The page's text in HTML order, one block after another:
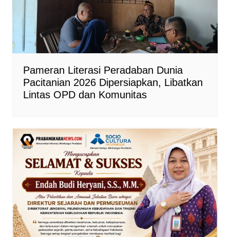
Pameran Literasi Peradaban Dunia
Pacitanian 2026 Dipersiapkan, Libatkan
Lintas OPD dan Komunitas